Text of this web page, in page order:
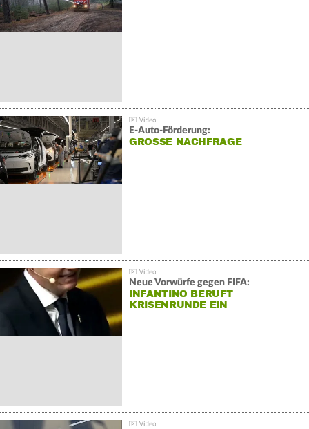
E-Auto-Förderung:
GROSSE NACHFRAGE
Neue Vorwürfe gegen FIFA:
INFANTINO BERUFT
KRISENRUNDE EIN